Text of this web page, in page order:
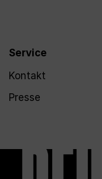
Service
Kontakt
Presse